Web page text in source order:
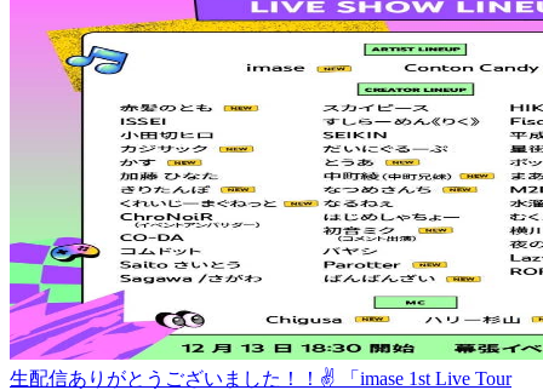
生配信ありがとうございました！！✌️ 「imase 1st Live Tour